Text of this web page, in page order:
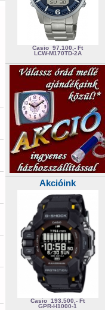
Casio 97.100,- Ft
LCW-M170TD-2A
Akcióink
Casio 193.500,- Ft
GPR-H1000-1